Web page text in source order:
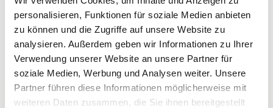
personalisieren, Funktionen für soziale Medien anbieten
zu können und die Zugriffe auf unsere Website zu
analysieren. Außerdem geben wir Informationen zu Ihrer
Verwendung unserer Website an unsere Partner für
soziale Medien, Werbung und Analysen weiter. Unsere
Partner führen diese Informationen möglicherweise mit
weiteren Daten zusammen, die Sie ihnen bereitgestellt
Alltag und lassen sich von den neuen Frisurentrends
inspirieren. Egal ob kurzes oder langes Haar, blond
oder braun – das Team von KLIER freut sich mit Ihnen
den Look zu finden, der perfekt zu Ihnen passt.